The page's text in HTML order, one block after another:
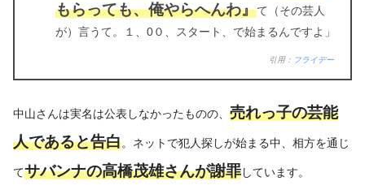
もらっても、俺やらへんわ』て（その芸人
が）言うて。１、0０、スタート、で始まるんですよ」
引用： フライデー
中山さんは実名は公表しなかったものの、 売れっ子の芸能
人であると告白。ネットで犯人探しが始まる中、相方を通じ
てサバンナの高橋茂雄さんが謝罪しています。